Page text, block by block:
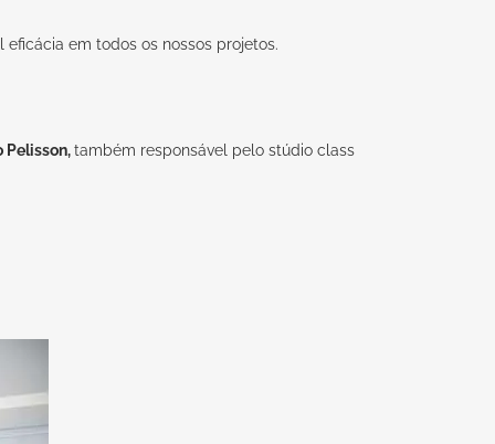
em todos os nossos projetos.
Pelisson,também responsável pelo stúdio class